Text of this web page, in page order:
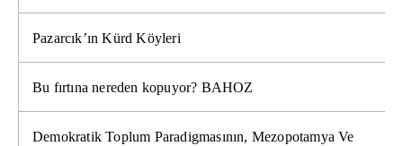
Pazarcık’ın Kürd Köyleri
Bu fırtına nereden kopuyor? BAHOZ
Demokratik Toplum Paradigmasının, Mezopotamya Ve